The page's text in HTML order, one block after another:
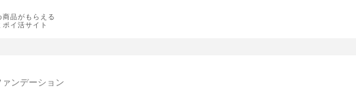
商品がもらえる
ポイ活サイト
ァンデーション